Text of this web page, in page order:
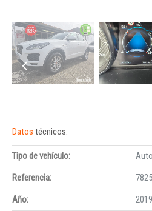
Datos técnicos:
Tipo de vehículo:
Auto
Referencia:
7825
Año:
2019